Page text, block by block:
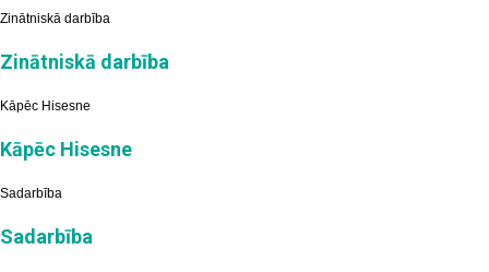
Zinātniskā darbība
Zinātniskā darbība
Kāpēc Hisesne
Kāpēc Hisesne
Sadarbība
Sadarbība